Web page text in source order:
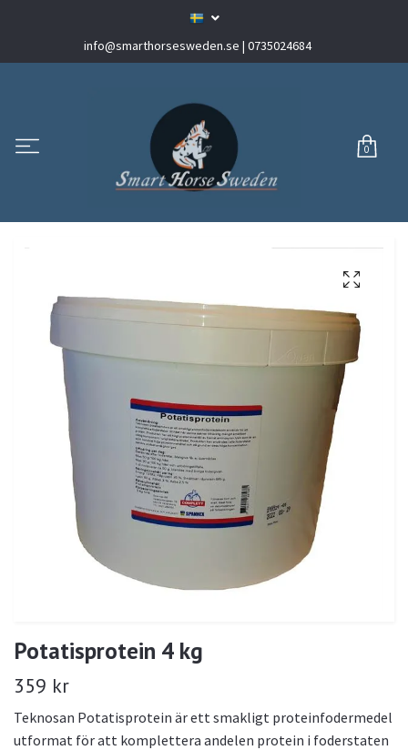
info@smarthorsesweden.se | 0735024684
0
Potatisprotein 4 kg
359 kr
Teknosan Potatisprotein är ett smakligt proteinfodermedel
utformat för att komplettera andelen protein i foderstaten